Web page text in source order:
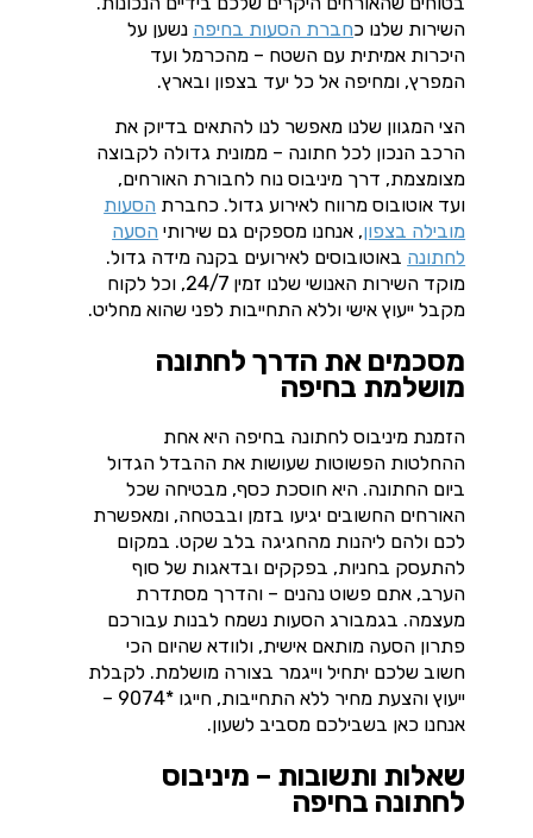
השירות שלנו כחברת הסעות בחיפה נשען על
היכרות אמיתית עם השטח – מהכרמל ועד
המפרץ, ומחיפה אל כל יעד בצפון ובארץ.
הצי המגוון שלנו מאפשר לנו להתאים בדיוק את
הרכב הנכון לכל חתונה – ממונית גדולה לקבוצה
מצומצמת, דרך מיניבוס נוח לחבורת האורחים,
ועד אוטובוס מרווח לאירוע גדול. כחברת הסעות
מובילה בצפון, אנחנו מספקים גם שירותי הסעה
לחתונה באוטובוסים לאירועים בקנה מידה גדול.
מוקד השירות האנושי שלנו זמין 24/7, וכל לקוח
מקבל ייעוץ אישי וללא התחייבות לפני שהוא מחליט.
מסכמים את הדרך לחתונה
מושלמת בחיפה
הזמנת מיניבוס לחתונה בחיפה היא אחת
ההחלטות הפשוטות שעושות את ההבדל הגדול
ביום החתונה. היא חוסכת כסף, מבטיחה שכל
האורחים החשובים יגיעו בזמן ובבטחה, ומאפשרת
לכם ולהם ליהנות מהחגיגה בלב שקט. במקום
להתעסק בחניות, בפקקים ובדאגות של סוף
הערב, אתם פשוט נהנים – והדרך מסתדרת
מעצמה. בגמבורג הסעות נשמח לבנות עבורכם
פתרון הסעה מותאם אישית, ולוודא שהיום הכי
חשוב שלכם יתחיל וייגמר בצורה מושלמת. לקבלת
ייעוץ והצעת מחיר ללא התחייבות, חייגו *9074 –
אנחנו כאן בשבילכם מסביב לשעון.
שאלות ותשובות – מיניבוס
לחתונה בחיפה